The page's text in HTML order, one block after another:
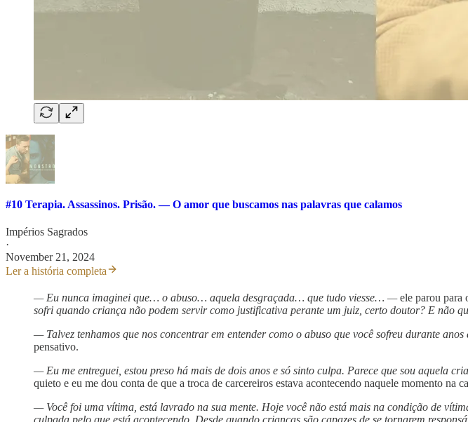
#10 Terapia. Assassinos. Prisão. — O amor que buscamos nas palavras que calamos
Impérios Sagrados
·
November 21, 2024
Ler a história completa
— Eu nunca imaginei que… o abuso… aquela desgraçada… que tudo viesse… —ele parou para
sofri quando criança não podem servir como justificativa perante um juiz, certo doutor? E não
— Talvez tenhamos que nos concentrar em entender como o abuso que você sofreu durante
pensativo.
— Eu me entreguei, estou preso há mais de dois anos e só sinto culpa. Parece que sou aquela
quieto e eu me dou conta de que a troca de carcereiros estava acontecendo naquele momento na
— Você foi uma vítima, está lavrado na sua mente. Hoje você não está mais na condição de
culpada pelo que está acontecendo. Desde quando crianças são capazes de se tornarem